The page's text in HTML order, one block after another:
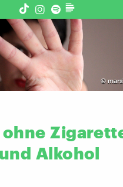
©
ohne
und Alkohol